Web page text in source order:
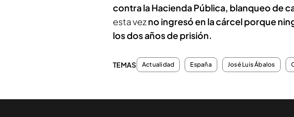
contra la Hacienda Pública, blanqueo de
esta vezno ingresó en la cárcel porque
los dos años de prisión.
TEMAS Actualidad España José Luis Ábalos